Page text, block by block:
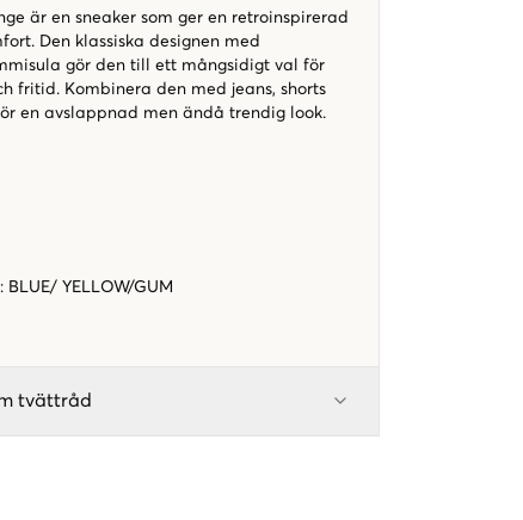
är en sneaker som ger en retroinspirerad
Den klassiska designen med
gör den till ett mångsidigt val för
fritid. Kombinera den med jeans, shorts
en avslappnad men ändå trendig look.
: BLUE/ YELLOW/GUM
tvättråd